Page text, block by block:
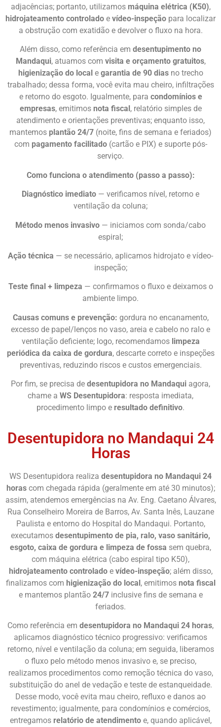
adjacências; portanto, utilizamos máquina elétrica (K50),
hidrojateamento controlado e vídeo-inspeção para localizar
a obstrução com exatidão e devolver o fluxo na hora.
Além disso, como referência em desentupimento no
Mandaqui, atuamos com visita e orçamento gratuitos,
higienização do local e garantia de 90 diasno trecho
trabalhado; dessa forma, você evita mau cheiro, infiltrações
e retorno do esgoto. Igualmente, para condomínios e
empresas, emitimos nota fiscal , relatório simples de
atendimento e orientações preventivas; enquanto isso,
mantemos plantão 24/7 (noite, fins de semana e feriados)
com pagamento facilitado(cartão e PIX) e suporte pós-
serviço.
Como funciona o atendimento (passo a passo):
Diagnóstico imediato — verificamos nível, retorno e
ventilação da coluna;
Método menos invasivo — iniciamos com sonda/cabo
espiral;
Ação técnica — se necessário, aplicamos hidrojato e vídeo-
inspeção;
Teste final + limpeza — confirmamos o fluxo e deixamos o
ambiente limpo.
Causas comuns e prevenção: gordura no encanamento,
excesso de papel/lenços no vaso, areia e cabelo no ralo e
ventilação deficiente; logo, recomendamos limpeza
periódica da caixa de gordura, descarte correto e inspeções
preventivas, reduzindo riscos e custos emergenciais.
Por fim, se precisa de desentupidora no Mandaqui agora,
chame a WS Desentupidora: resposta imediata,
procedimento limpo e resultado definitivo.
Desentupidora no Mandaqui 24
Horas
WS Desentupidora realiza desentupidora no Mandaqui 24
horascom chegada rápida (geralmente em até 30 minutos);
assim, atendemos emergências na Av. Eng. Caetano Álvares,
Rua Conselheiro Moreira de Barros, Av. Santa Inês, Lauzane
Paulista e entorno do Hospital do Mandaqui. Portanto,
executamos desentupimento de pia, ralo, vaso sanitário,
esgoto, caixa de gordura e limpeza de fossa sem quebra,
com máquina elétrica (cabo espiral tipo K50),
hidrojateamento controladoe vídeo-inspeção; além disso,
finalizamos com higienização do local, emitimos nota fiscal
e mantemos plantão 24/7inclusive fins de semana e
feriados.
Como referência em desentupidora no Mandaqui 24 horas,
aplicamos diagnóstico técnico progressivo: verificamos
retorno, nível e ventilação da coluna; em seguida, liberamos
o fluxo pelo método menos invasivo e, se preciso,
realizamos procedimentos como remoção técnica do vaso,
substituição do anel de vedação e teste de estanqueidade.
Desse modo, você evita mau cheiro, refluxo e danos ao
revestimento; igualmente, para condomínios e comércios,
entregamos relatório de atendimentoe, quando aplicável,